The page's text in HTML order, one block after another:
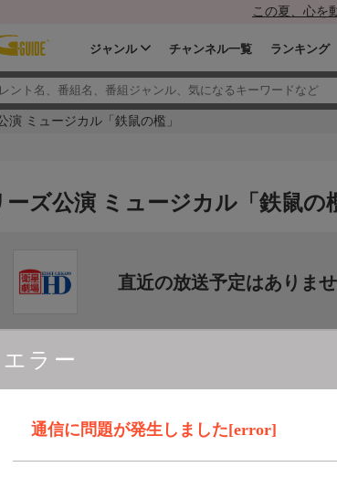
この夏、心を
ジャンル チャンネル一覧 ランキング
演 ミュージカル「鉄鼠の檻」
エラー
通信に問題が発生しました[error]
ズ公演 ミュージカル「鉄鼠の
直近の放送予定はありま